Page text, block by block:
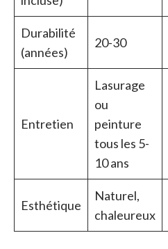
Durabilité
(années)
20-30
Entretien
Lasurage
ou
peinture
tous les 5-
10 ans
Esthétique
Naturel,
chaleureux